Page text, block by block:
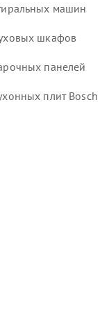
машин
шкафов
панелей
плит Bosch
камер